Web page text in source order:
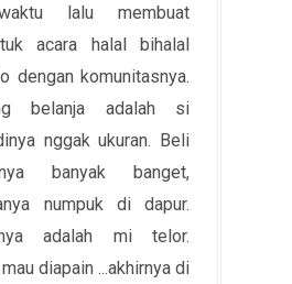
lalu membuat
acara halal bihalal
dengan komunitasnya.
belanja adalah si
nggak ukuran. Beli
banyak banget,
numpuk di dapur.
adalah mi telor.
diapain ...akhirnya di